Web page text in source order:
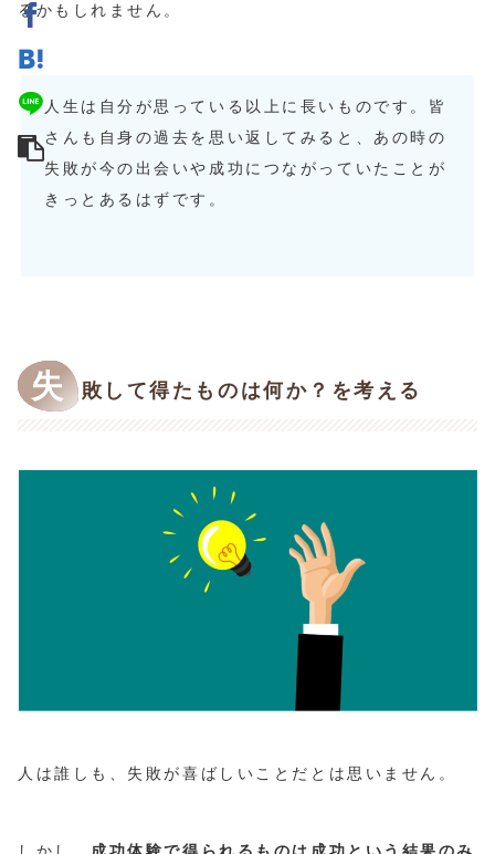
るかもしれません。
人生は自分が思っている以上に長いものです。皆
さんも自身の過去を思い返してみると、あの時の
失敗が今の出会いや成功につながっていたことが
きっとあるはずです。
失 敗して得たものは何か？を考える
人は誰しも、失敗が喜ばしいことだとは思いません。